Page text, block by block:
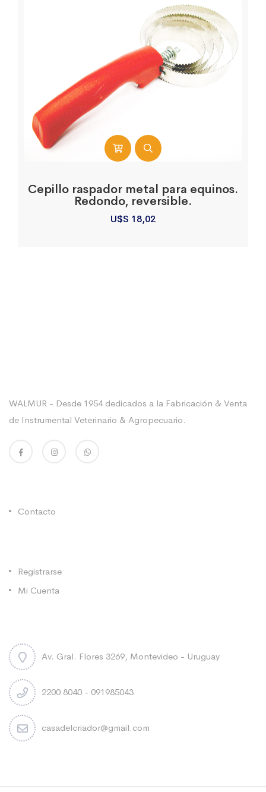
Cepillo raspador metal para equinos.
Redondo, reversible.
U$S 18,02
WALMUR - Desde 1954 dedicados a la Fabricación & Venta
de Instrumental Veterinario & Agropecuario.
Contacto
Registrarse
Mi Cuenta
Av. Gral. Flores 3269, Montevideo - Uruguay
2200 8040 - 091985043
casadelcriador@gmail.com